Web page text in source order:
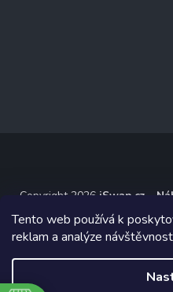
Tento web používá k
reklam a analýze
Copyright 2026 iSwap.cz -
Všechna
Grafický návrh vytvořil a na